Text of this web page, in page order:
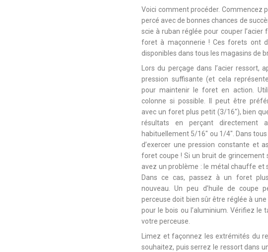
Voici comment procéder. Commencez
percé avec de bonnes chances de
scie à ruban réglée pour couper
foret à maçonnerie ! Ces forets ont
disponibles dans tous les magasins de
Lors du perçage dans l’acier ressort,
pression suffisante (et cela
pour maintenir le foret en action.
colonne si possible. Il peut être
avec un foret plus petit (3/16″), bien
résultats en perçant directement
habituellement 5/16″ ou 1/4″. Dans
d’exercer une pression constante et
foret coupe ! Si un bruit de grincement
avez un problème : le métal chauffe et
Dans ce cas, passez à un foret
nouveau. Un peu d’huile de coupe
perceuse doit bien sûr être réglée à
pour le bois ou l’aluminium. Vérifiez le
votre perceuse.
Limez et façonnez les extrémités du
souhaitez, puis serrez le ressort dans